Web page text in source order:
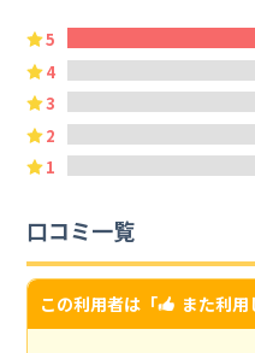
5
4
3
2
1
口コミ一覧
この利用者は「 また利用